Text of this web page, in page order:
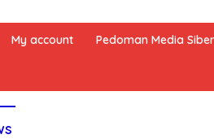
My account Pedoman Media Siber